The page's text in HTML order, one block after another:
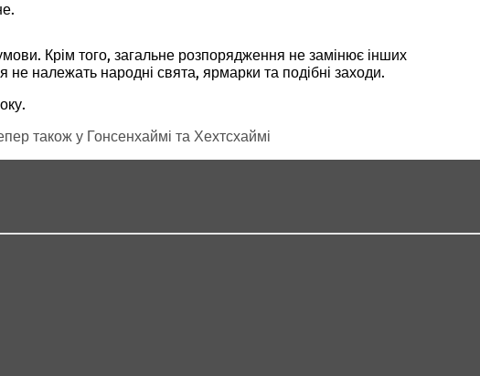
Крім того, загальне розпорядження не замінює інших
належать народні свята, ярмарки та подібні заходи.
також у Гонсенхаймі та Хехтсхаймі